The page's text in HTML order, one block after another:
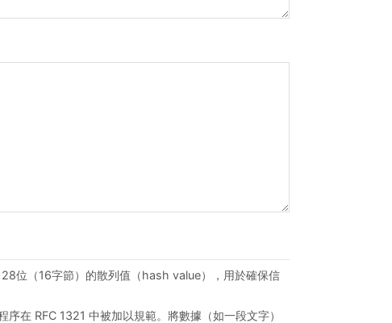
位（16字節）的散列值（hash value），用於確保信
在 RFC 1321 中被加以規範。將數據（如一段文字）